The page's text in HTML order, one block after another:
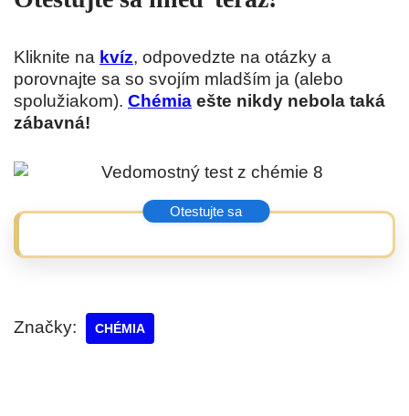
Kliknite na kvíz, odpovedzte na otázky a
porovnajte sa so svojím mladším ja (alebo
spolužiakom). Chémia ešte nikdy nebola taká
zábavná!
Značky: CHÉMIA